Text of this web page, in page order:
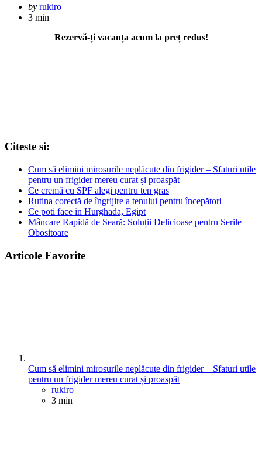
Posted
by
by rukiro
3 min
Rezervă-ți vacanța acum la preț redus!
Citeste si:
Cum să elimini mirosurile neplăcute din frigider – Sfaturi utile
pentru un frigider mereu curat și proaspăt
Ce cremă cu SPF alegi pentru ten gras
Rutina corectă de îngrijire a tenului pentru începători
Ce poti face in Hurghada, Egipt
Mâncare Rapidă de Seară: Soluții Delicioase pentru Serile
Obositoare
Articole Favorite
Cum să elimini mirosurile neplăcute din frigider – Sfaturi utile
pentru un frigider mereu curat și proaspăt
Posted
rukiro
3 min